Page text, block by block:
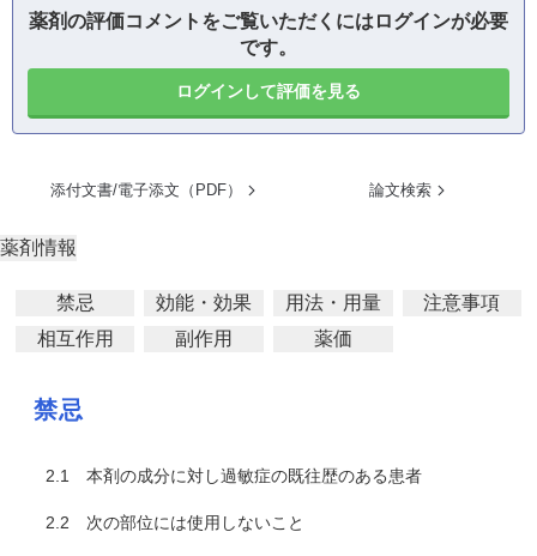
薬剤の評価コメントをご覧いただくにはログインが必要
です。
ログインして評価を見る
添付文書/電子添文（PDF） 論文検索
薬剤情報
禁忌 効能・効果 用法・用量
注意事項
相互作用
副作用 薬価
禁忌
2.1 本剤の成分に対し過敏症の既往歴のある患者
2.2 次の部位には使用しないこと